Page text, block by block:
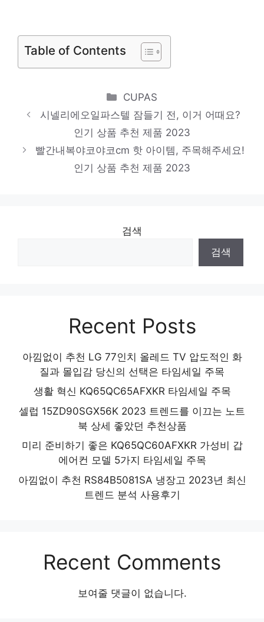
가! 인기 상품 추천 제품 2023
Table of Contents
Categories
CUPAS
시넬리에오일파스텔 잠들기 전, 이거 어때요?
인기 상품 추천 제품 2023
빨간내복야코야코cm 핫 아이템, 주목해주세요!
인기 상품 추천 제품 2023
검색
검색
Recent Posts
아낌없이 추천 LG 77인치 올레드 TV 압도적인 화
질과 몰입감 당신의 선택은 타임세일 주목
생활 혁신 KQ65QC65AFXKR 타임세일 주목
셀럽 15ZD90SGX56K 2023 트렌드를 이끄는 노트
북 상세 좋았던 추천상품
미리 준비하기 좋은 KQ65QC60AFXKR 가성비 갑
에어컨 모델 5가지 타임세일 주목
아낌없이 추천 RS84B5081SA 냉장고 2023년 최신
트렌드 분석 사용후기
Recent Comments
보여줄 댓글이 없습니다.